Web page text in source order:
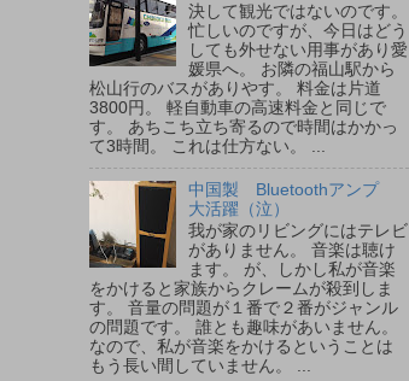
決して観光ではないのです。
忙しいのですが、今日はどう
しても外せない用事があり愛
媛県へ。 お隣の福山駅から
松山行のバスがありやす。 料金は片道
3800円。 軽自動車の高速料金と同じで
す。 あちこち立ち寄るので時間はかかっ
て3時間。 これは仕方ない。 ...
中国製 Bluetoothアンプ
大活躍（泣）
我が家のリビングにはテレビ
がありません。 音楽は聴け
ます。 が、しかし私が音楽
をかけると家族からクレームが殺到しま
す。 音量の問題が１番で２番がジャンル
の問題です。 誰とも趣味があいません。
なので、私が音楽をかけるということは
もう長い間していません。 ...